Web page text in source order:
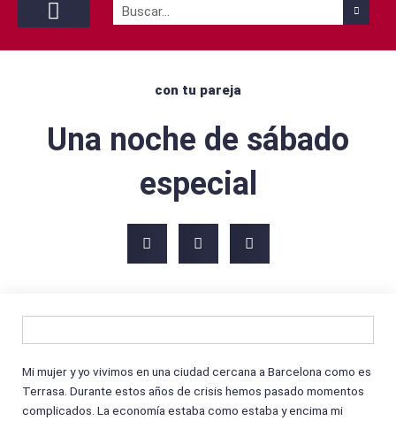
Buscar
con tu pareja
Una noche de sábado
especial
Mi mujer y yo vivimos en una ciudad cercana a Barcelona como es
Terrasa. Durante estos años de crisis hemos pasado momentos
complicados. La economía estaba como estaba y encima mi